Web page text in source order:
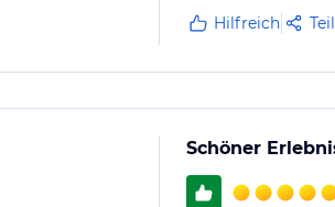
Hilfreich
Schöner